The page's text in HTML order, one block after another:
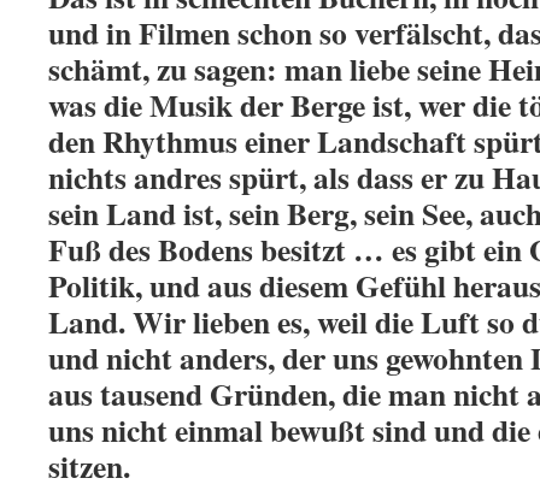
und in Filmen schon so verfälscht,
schämt, zu sagen: man liebe seine
was die Musik der Berge ist, wer die
den Rhythmus einer Landschaft
nichts andres spürt, als dass er zu
sein Land ist, sein Berg, sein See,
Fuß des Bodens besitzt … es gibt ein
Politik, und aus diesem Gefühl
Land. Wir lieben es, weil die Luft so
und nicht anders, der uns
aus tausend Gründen, die man nicht
uns nicht einmal bewußt sind und
sitzen.